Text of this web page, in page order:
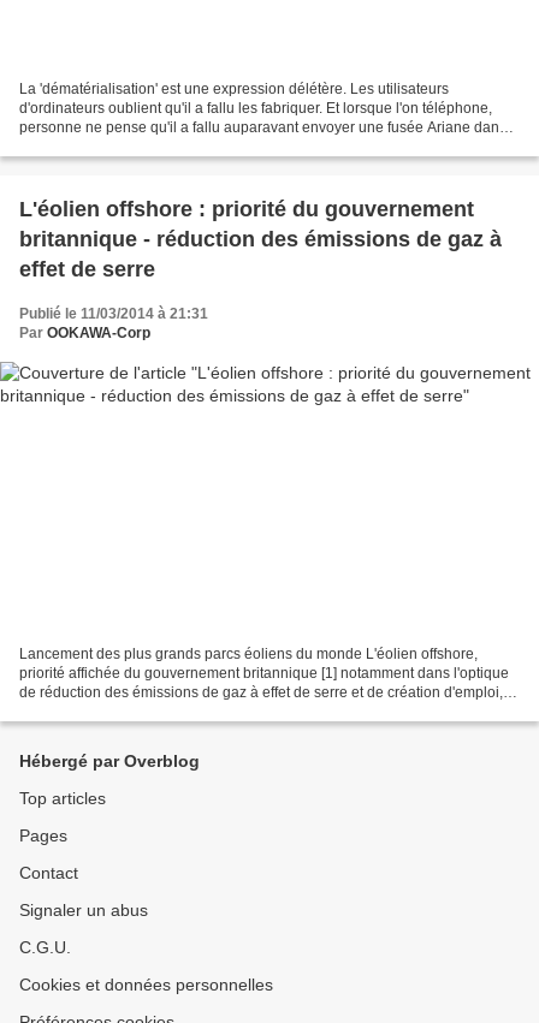
La 'dématérialisation' est une expression délétère. Les utilisateurs
d'ordinateurs oublient qu'il a fallu les fabriquer. Et lorsque l'on téléphone,
personne ne pense qu'il a fallu auparavant envoyer une fusée Ariane dans
L'éolien offshore : priorité du gouvernement
britannique - réduction des émissions de gaz à
effet de serre
Publié le 11/03/2014 à 21:31
Par OOKAWA-Corp
Lancement des plus grands parcs éoliens du monde L'éolien offshore,
priorité affichée du gouvernement britannique [1] notamment dans l'optique
de réduction des émissions de gaz à effet de serre et de création d'emploi,
Hébergé par Overblog
Top articles
Pages
Contact
Signaler un abus
C.G.U.
Cookies et données personnelles